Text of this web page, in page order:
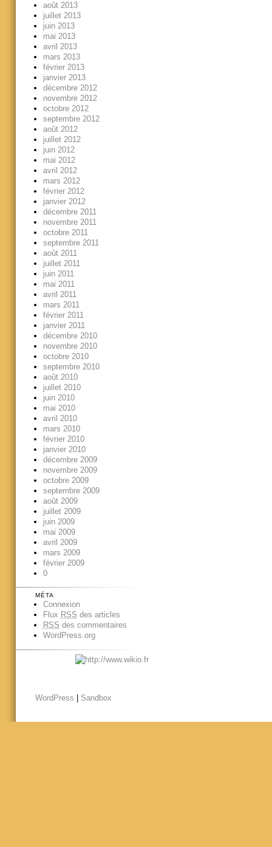
août 2013
juillet 2013
juin 2013
mai 2013
avril 2013
mars 2013
février 2013
janvier 2013
décembre 2012
novembre 2012
octobre 2012
septembre 2012
août 2012
juillet 2012
juin 2012
mai 2012
avril 2012
mars 2012
février 2012
janvier 2012
décembre 2011
novembre 2011
octobre 2011
septembre 2011
août 2011
juillet 2011
juin 2011
mai 2011
avril 2011
mars 2011
février 2011
janvier 2011
décembre 2010
novembre 2010
octobre 2010
septembre 2010
août 2010
juillet 2010
juin 2010
mai 2010
avril 2010
mars 2010
février 2010
janvier 2010
décembre 2009
novembre 2009
octobre 2009
septembre 2009
août 2009
juillet 2009
juin 2009
mai 2009
avril 2009
mars 2009
février 2009
0
MÉTA
Connexion
Flux RSS des articles
RSS des commentaires
WordPress.org
WordPress Sandbox